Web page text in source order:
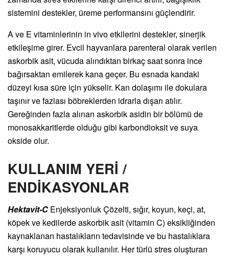
sistemini destekler, üreme performansını güçlendirir.
A ve E vitaminlerinin in vivo etkilerini destekler, sinerjik
etkileşime girer. Evcil hayvanlara parenteral olarak verilen
askorbik asit, vücuda alındıktan birkaç saat sonra ince
bağırsaktan emilerek kana geçer. Bu esnada kandaki
düzeyi kısa süre için yükselir. Kan dolaşımı ile dokulara
taşınır ve fazlası böbreklerden idrarla dışarı atılır.
Gereğinden fazla alınan askorbik asidin bir bölümü de
monosakkaritlerde olduğu gibi karbondioksit ve suya
okside olur.
KULLANIM YERİ /
ENDİKASYONLAR
Hektavit-C Enjeksiyonluk Çözelti, sığır, koyun, keçi, at,
köpek ve kedilerde askorbik asit (vitamin C) eksikliğinden
kaynaklanan hastalıkların tedavisinde ve bu hastalıklara
karşı koruyucu olarak kullanılır. Her türlü stres oluşturan